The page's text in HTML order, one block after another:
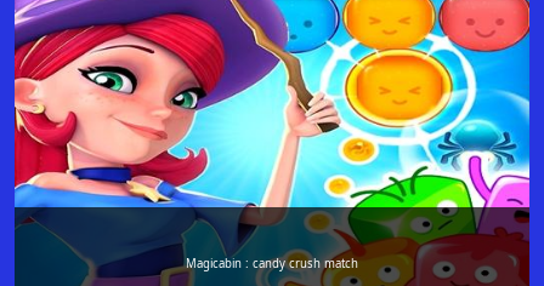
Magicabin : candy crush match